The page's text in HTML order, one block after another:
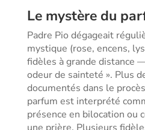
Le mystère du
Padre Pio dégageait
mystique (rose, encens,
fidèles à grande distance
odeur de sainteté ». Plus
documentés dans le
parfum est interprété
présence en bilocation ou